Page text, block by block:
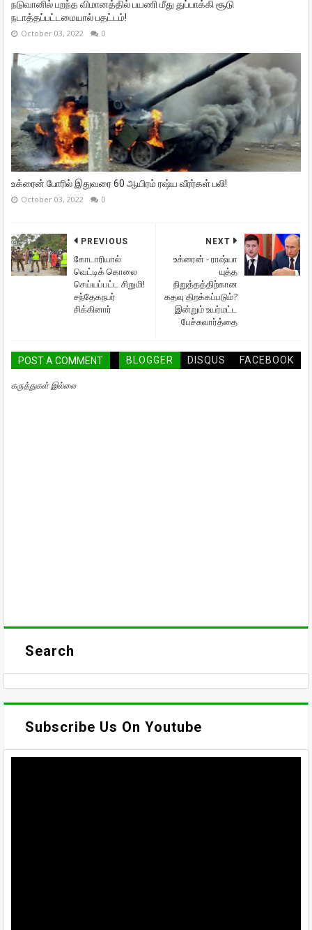
நடுவானில் பறந்த விமானத்தில் பயணி மீது துப்பாக்கி சூடு
நடாத்தப்பட்டமையால் பதட்டம்!
October 03, 2022 0
உக்ரைன் போரில் இதுவரை 60 ஆயிரம் ரஷ்ய வீரர்கள் பலி!
October 03, 2022 0
NEXT
உக்ரைன் - ராஷ்யா
யுத்த
நிறுத்தத்திற்கான
கதவு திறக்கப்படும்?
இன்றும் உயர்மட்ட
பேச்சுவார்த்தை
PREVIOUS
கோடாரியால்
வெட்டிக் கொலை
செய்யப்பட்ட சிறுமி!
சந்தேகநபர்
சிக்கினார்
POST A COMMENT BLOGGER DISQUS FACEBOOK
கருத்துகள் இல்லை
Search
Subscribe Us On Youtube